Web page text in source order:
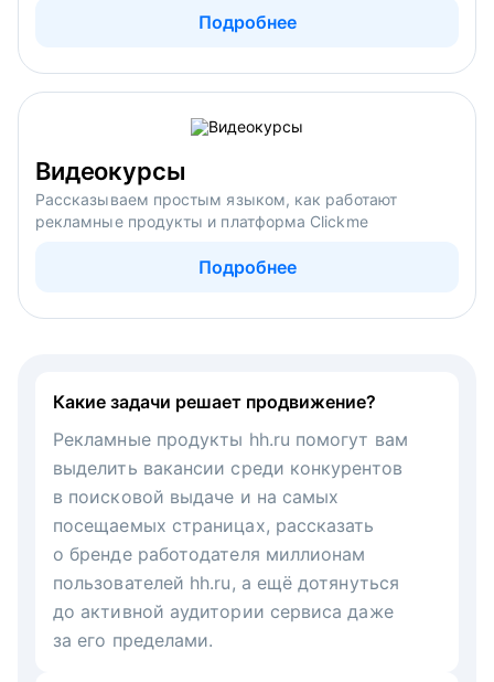
Подробнее
Видеокурсы
Рассказываем простым языком, как работают
рекламные продукты и платформа Clickme
Подробнее
Какие задачи решает продвижение?
Рекламные продукты hh.ru помогут вам
выделить вакансии среди конкурентов
в поисковой выдаче и на самых
посещаемых страницах, рассказать
о бренде работодателя миллионам
пользователей hh.ru, а ещё дотянуться
до активной аудитории сервиса даже
за его пределами.